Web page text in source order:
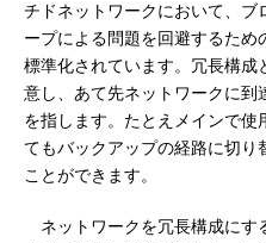
チドネットワークにおいて、
ープによる問題を回避するため
標準化されています。冗長構成
意し、あて先ネットワークに到
を指します。たとえメインで使
てもバックアップの経路に切り
ことができます。
ネットワークを冗長構成にす